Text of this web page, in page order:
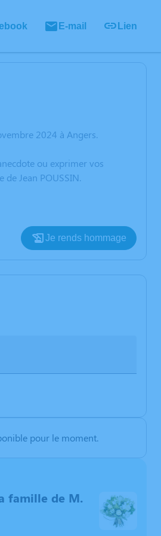
E-mail Lien
2024 à Angers.
ou exprimer vos
Jean POUSSIN.
Je rends hommage
pour le moment.
famille de M.